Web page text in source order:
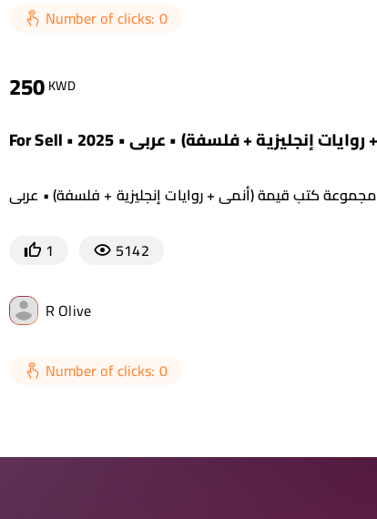
Number of clicks: 0
250KWD
مجموعة كتب قيمة (أنمي + روايات إنجليزية + فلسفة) • عربي
1 5142
R Olive
Number of clicks: 0